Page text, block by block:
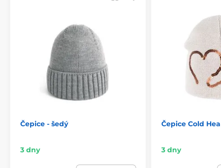
Čepice - šedý
3 dny
Čepice Cold
3 dny